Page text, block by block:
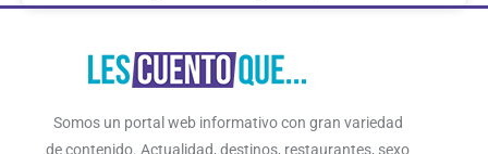
Somos un portal web informativo con gran variedad
de contenido. Actualidad, destinos, restaurantes, sexo